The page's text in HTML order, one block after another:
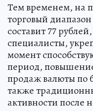
Тем временем, на
торговый
составит 77
специалисты,
момент
период,
продаж валюты по
также
активности после